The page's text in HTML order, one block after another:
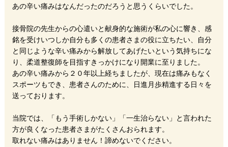
あの辛い痛みはなんだったのだろうと思うくらいでした。
接骨院の先生からの心遣いと献身的な施術が私の心に響き、感
銘を受けいつしか自分も多くの患者さまの役に立ちたい、自分
と同じような辛い痛みから解放してあげたいという気持ちにな
り、柔道整復師を目指すきっかけになり開業に至りました。
あの辛い痛みから２０年以上経ちましたが、現在は痛みもなく
スポーツもでき、患者さんのために、日進月歩精進する日々を
送っております。
当院では、「もう手術しかない」「一生治らない」と言われた
方が良くなった患者さまがたくさんおられます。
取れない痛みはありません！諦めないでください。